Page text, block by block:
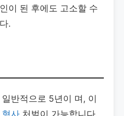
이 된 후에도 고소할 수
.
반적으로 5년이 며, 이
형사 처벌이 가능합니다.